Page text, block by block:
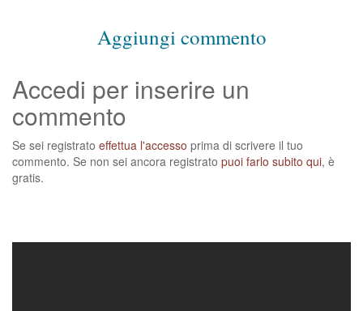
Aggiungi commento
Accedi per inserire un
commento
Se sei registrato effettua l'accesso prima di scrivere il tuo
commento. Se non sei ancora registrato puoi farlo subito qui, è
gratis.